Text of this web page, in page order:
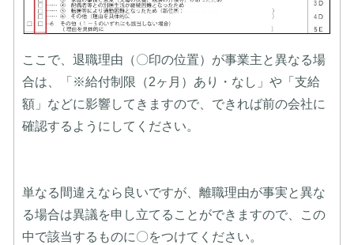
ここで、退職理由（〇印の位置）が事業主と異なる場
合は、「※給付制限（2ヶ月）あり・なし」や「支給
額」などに影響してきますので、できれば前の会社に
確認するようにしてください。
単なる間違えなら良いですが、離職理由が事実と異な
る場合は異議を申し立てることができますので、この
中で該当するものに〇をつけてください。